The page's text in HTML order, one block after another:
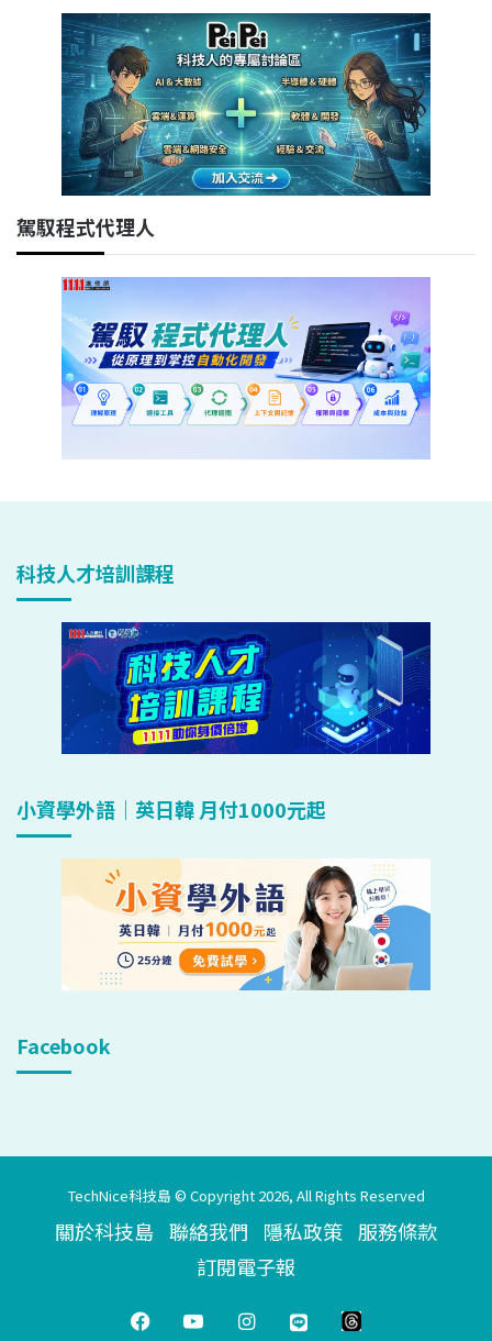
駕馭程式代理人
科技人才培訓課程
小資學外語｜英日韓 月付1000元起
Facebook
TechNice科技島 © Copyright 2026, All Rights Reserved
關於科技島 聯絡我們 隱私政策 服務條款
訂閱電子報